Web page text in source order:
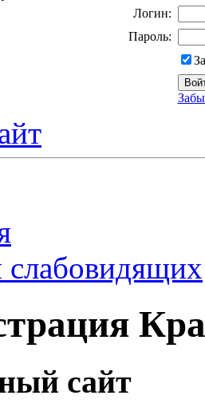
Логин:
Пароль:
слабовидящих
сайт